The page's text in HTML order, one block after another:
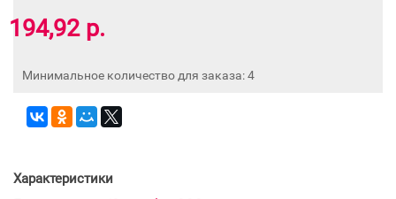
194,92 р.
Минимальное количество для заказа: 4
Характеристики